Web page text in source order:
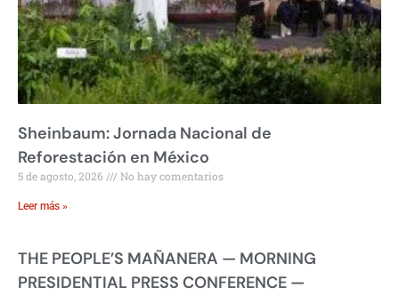
Sheinbaum: Jornada Nacional de
Reforestación en México
5 de agosto, 2026 No hay comentarios
Leer más »
THE PEOPLE’S MAÑANERA — MORNING
PRESIDENTIAL PRESS CONFERENCE —